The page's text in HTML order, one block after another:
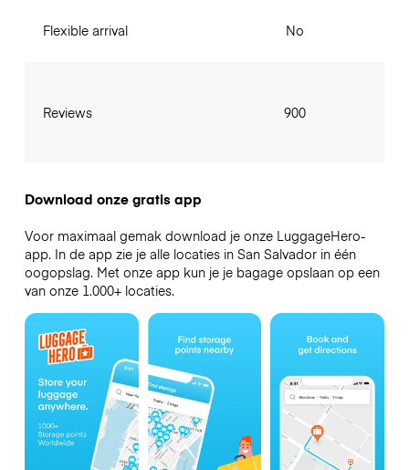
Flexible arrival
Reviews
No
900
Download onze gratis app
Voor maximaal gemak download je onze LuggageHero-
app. In de app zie je alle locaties in San Salvador in één
oogopslag. Met onze app kun je je bagage opslaan op een
van onze 1.000+ locaties.